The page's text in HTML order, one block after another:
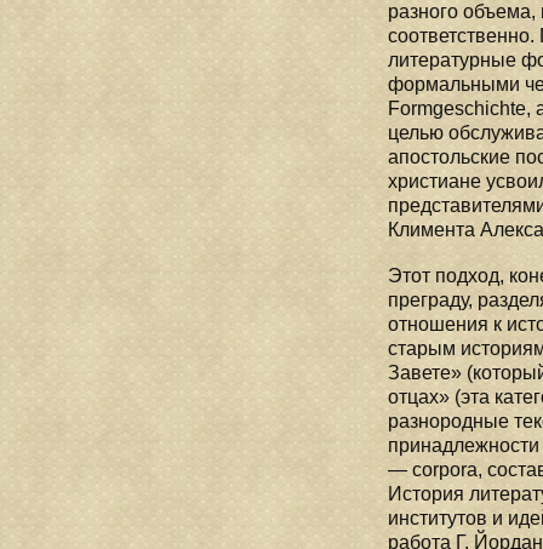
разного
литературные
формальными
Formgeschichte,
целью
апостольские
христиане
Климента
Этот подход,
преграду,
отношения к
старым
Завете»
отцах» (эта
разнородные
— corpora,
История
институтов и
работа Г.